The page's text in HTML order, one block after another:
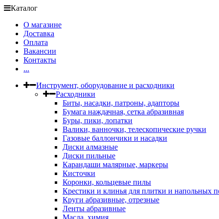
Каталог
О магазине
Доставка
Оплата
Вакансии
Контакты
...
Инструмент, оборудование и расходники
Расходники
Биты, насадки, патроны, адапторы
Бумага наждачная, сетка абразивная
Буры, пики, лопатки
Валики, ванночки, телескопические ручки
Газовые баллончики и насадки
Диски алмазные
Диски пильные
Карандаши малярные, маркеры
Кисточки
Коронки, кольцевые пилы
Крестики и клинья для плитки и напольных
Круги абразивные, отрезные
Ленты абразивные
Масла, химия